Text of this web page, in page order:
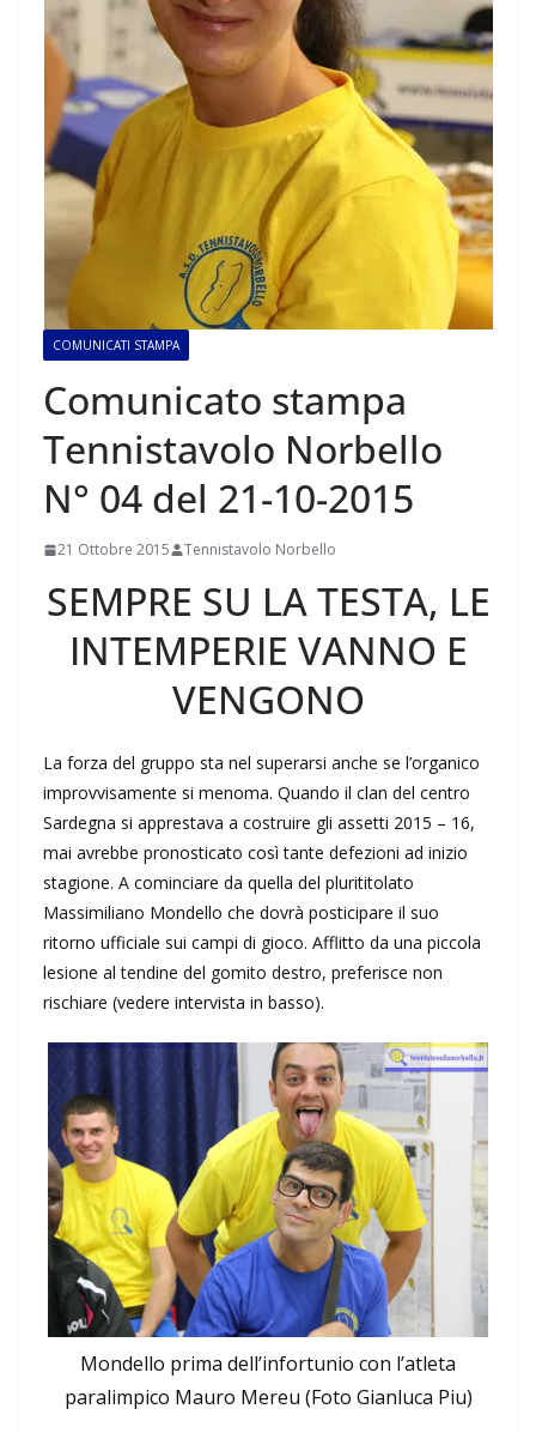
COMUNICATI STAMPA
Comunicato stampa
Tennistavolo Norbello
N° 04 del 21-10-2015
21 Ottobre 2015 Tennistavolo Norbello
SEMPRE SU LA TESTA, LE
INTEMPERIE VANNO E
VENGONO
La forza del gruppo sta nel superarsi anche se l’organico
improvvisamente si menoma. Quando il clan del centro
Sardegna si apprestava a costruire gli assetti 2015 – 16,
mai avrebbe pronosticato così tante defezioni ad inizio
stagione. A cominciare da quella del plurititolato
Massimiliano Mondello che dovrà posticipare il suo
ritorno ufficiale sui campi di gioco. Afflitto da una piccola
lesione al tendine del gomito destro, preferisce non
rischiare (vedere intervista in basso).
Mondello prima dell’infortunio con l’atleta
paralimpico Mauro Mereu (Foto Gianluca Piu)